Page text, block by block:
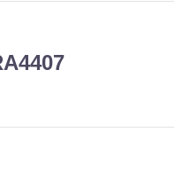
Машины с